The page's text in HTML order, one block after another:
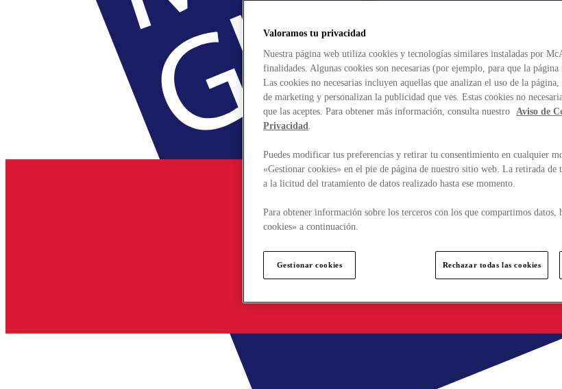
Valoramos tu privacidad
Nuestra página web utiliza cookies y tecnologías similares instaladas por
finalidades. Algunas cookies son necesarias (por ejemplo, para que la
Las cookies no necesarias incluyen aquellas que analizan el uso de la página,
de marketing y personalizan la publicidad que ves. Estas cookies no
que las aceptes. Para obtener más información, consulta nuestro Aviso de
Privacidad.
Puedes modificar tus preferencias y retirar tu consentimiento en cualquier
«Gestionar cookies» en el pie de página de nuestro sitio web. La retirada de
a la licitud del tratamiento de datos realizado hasta ese momento.
Para obtener información sobre los terceros con los que compartimos datos,
cookies» a continuación.
Gestionar cookies Rechazar todas las cookies